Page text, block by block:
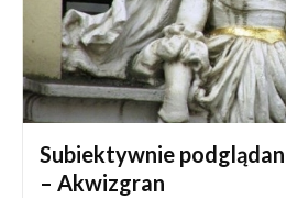
Subiektywnie
– Akwizgran